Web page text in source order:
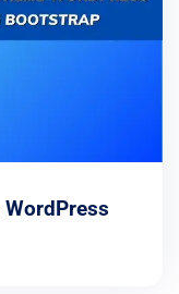
WordPress